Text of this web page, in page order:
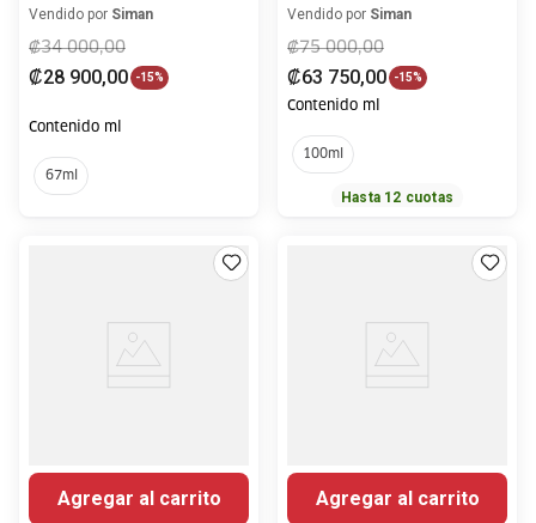
Vendido por Siman
₡34 000,00
₡28 900,00 -15%
Contenido ml
67ml
Pleasures Eau de
Parfum Holiday
Vendido por Siman
₡75 000,00
₡63 750,00 -15%
Contenido ml
100ml
Hasta 12 cuotas
Agregar al carrito Agregar al carrito